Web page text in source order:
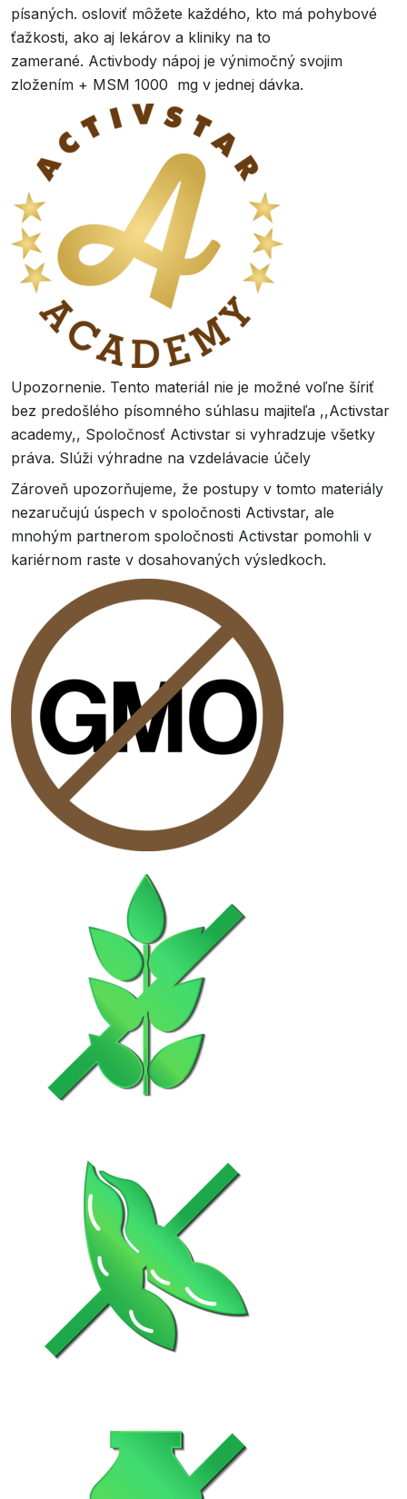
písaných. osloviť môžete každého, kto má pohybové
ťažkosti, ako aj lekárov a kliniky na to
zamerané. Activbody nápoj je výnimočný svojim
zložením + MSM 1000 mg v jednej dávka.
Upozornenie. Tento materiál nie je možné voľne šíriť
bez predošlého písomného súhlasu majiteľa ,,Activstar
academy,, Spoločnosť Activstar si vyhradzuje všetky
práva. Slúži výhradne na vzdelávacie účely
Zároveň upozorňujeme, že postupy v tomto materiály
nezaručujú úspech v spoločnosti Activstar, ale
mnohým partnerom spoločnosti Activstar pomohli v
kariérnom raste v dosahovaných výsledkoch.